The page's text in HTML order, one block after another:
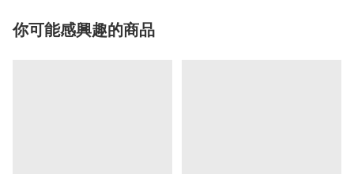
你可能感興趣的商品